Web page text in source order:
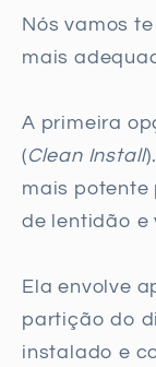
Nós vamos
mais
A primeira
(Clean Install
mais potente
de lentidão e
Ela envolve
partição do
instalado e